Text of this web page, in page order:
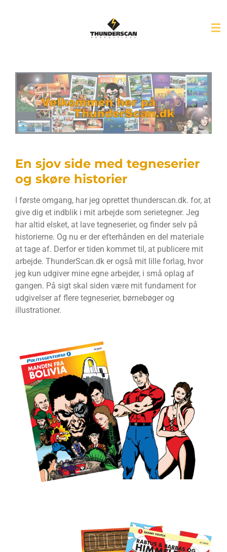
En sjov side med tegneserier
og skøre historier
I første omgang, har jeg oprettet thunderscan.dk. for, at
give dig et indblik i mit arbejde som serietegner. Jeg
har altid elsket, at lave tegneserier, og finder selv på
historierne. Og nu er der efterhånden en del materiale
at tage af. Derfor er tiden kommet til, at publicere mit
arbejde. ThunderScan.dk er også mit lille forlag, hvor
jeg kun udgiver mine egne arbejder, i små oplag af
gangen. På sigt skal siden være mit fundament for
udgivelser af flere tegneserier, børnebøger og
illustrationer.